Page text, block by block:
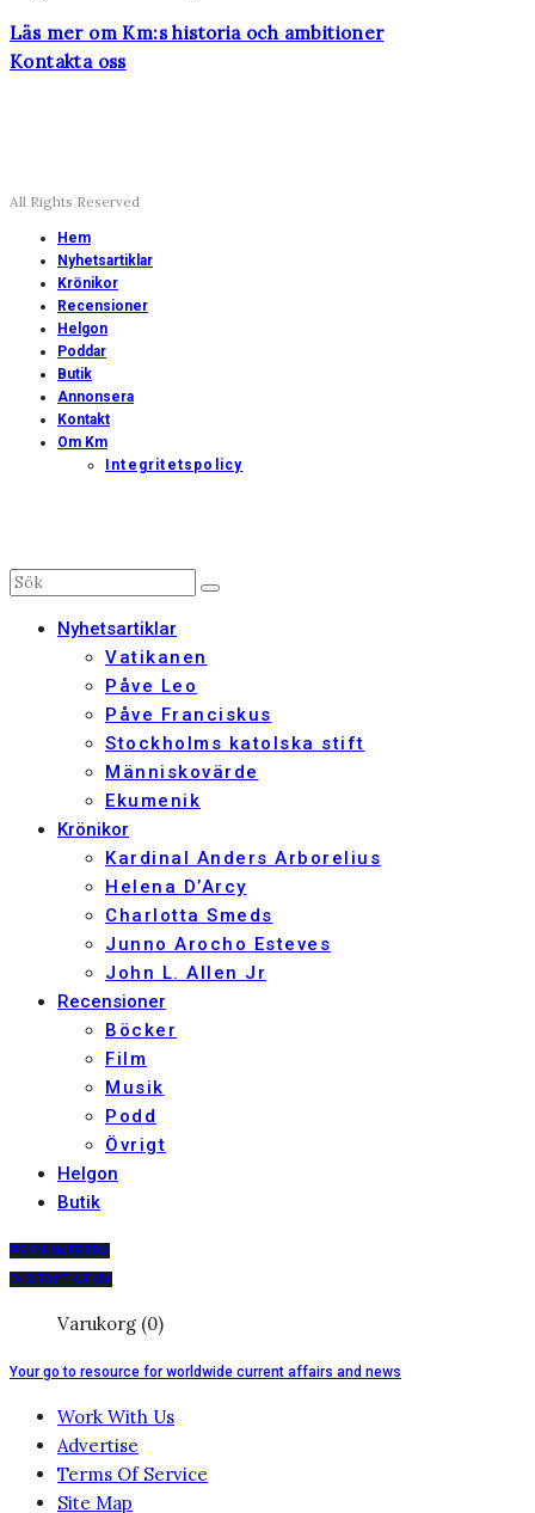
Läs mer om Km:s historia och ambitioner
Kontakta oss
All Rights Reserved
Hem
Nyhetsartiklar
Krönikor
Recensioner
Helgon
Poddar
Butik
Annonsera
Kontakt
Om Km
Integritetspolicy
Nyhetsartiklar
Vatikanen
Påve Leo
Påve Franciskus
Stockholms katolska stift
Människovärde
Ekumenik
Krönikor
Kardinal Anders Arborelius
Helena D’Arcy
Charlotta Smeds
Junno Arocho Esteves
John L. Allen Jr
Recensioner
Böcker
Film
Musik
Podd
Övrigt
Helgon
Butik
PRENUMERERA
DIGITALT ARKIV
Varukorg (0)
Your go to resource for worldwide current affairs and news
Work With Us
Advertise
Terms Of Service
Site Map